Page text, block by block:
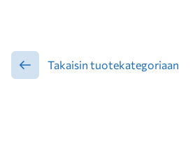
Takaisin tuotekategoriaan